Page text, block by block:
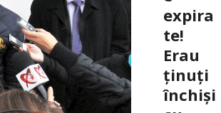
expira
te!
Erau
ținuți
închiși